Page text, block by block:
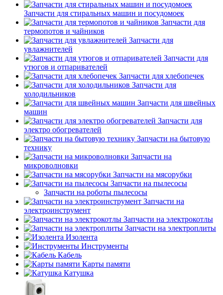
Запчасти для стиральных машин и посудомоек
Запчасти для
термопотов и чайников
Запчасти для
увлажнителей
Запчасти для
утюгов и отпаривателей
Запчасти для хлебопечек
Запчасти для
холодильников
Запчасти для швейных
машин
Запчасти для
электро обогревателей
Запчасти на бытовую
технику
Запчасти на
микроволновки
Запчасти на мясорубки
Запчасти на пылесосы
Запчасти на роботы пылесосы
Запчасти на
электроинструмент
Запчасти на электрокотлы
Запчасти на электроплиты
Изолента
Инструменты
Кабель
Карты памяти
Катушка